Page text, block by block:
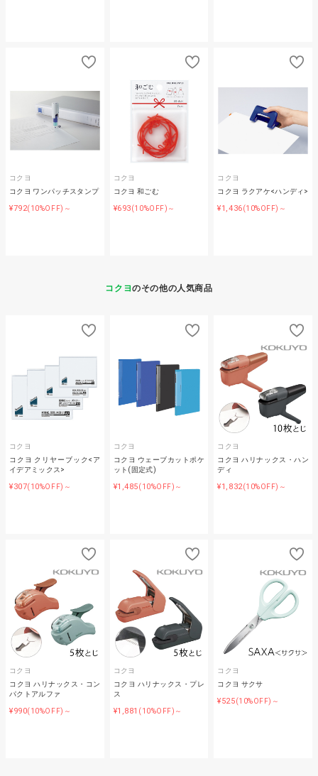
コクヨ
コクヨ ワンパッチスタンプ
¥792(10%OFF)～
コクヨ
コクヨ 和ごむ
¥693(10%OFF)～
コクヨ
コクヨ ラクアケ<ハンディ>
¥1,436(10%OFF)～
コクヨのその他の人気商品
コクヨ
コクヨ クリヤーブック<ア
イデアミックス>
¥307(10%OFF)～
コクヨ
コクヨ ウェーブカットポケ
ット(固定式)
¥1,485(10%OFF)～
コクヨ
コクヨ ハリナックス・ハン
ディ
¥1,832(10%OFF)～
コクヨ
コクヨ ハリナックス・コン
パクトアルファ
¥990(10%OFF)～
コクヨ
コクヨ ハリナックス・プレ
ス
¥1,881 (10%OFF)～
コクヨ
コクヨ サクサ
¥525(10%OFF)～